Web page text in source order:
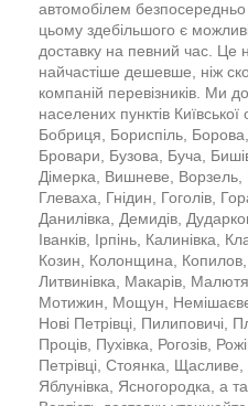
автомобілем
цьому здебільшого є
доставку на певний час. Це
найчастіше дешевше, ніж
компаній перевізників. Ми
населених пунктів Київської
Бобриця, Бориспіль,
Бровари, Бузова, Буча,
Дімерка, Вишневе, Ворзель,
Глеваха, Гнідин, Гоголів,
Данилівка, Демидів,
Іванків, Ірпінь, Калинівка,
Козин, Колонщина, Копилов,
Литвинівка, Макарів,
Мотижин, Мощун, Немішаєве,
Нові Петрівці, Пилиповичі,
Проців, Пухівка, Рогозів,
Петрівці, Стоянка, Щасливе,
Яблунівка, Ясногородка, а